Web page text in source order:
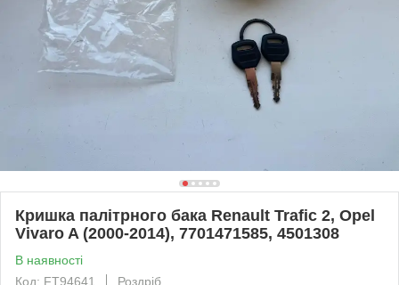
Кришка палітрного бака Renault Trafic 2, Opel
Vivaro A (2000-2014), 7701471585, 4501308
В наявності
Код: FT94641
Роздріб